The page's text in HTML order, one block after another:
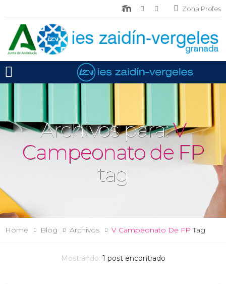
Zona Profes
Toggle mobile menu
Archivos para:V
Campeonato de FP
tag
Home Blog Archivos V Campeonato De FP Tag
Mostrando: 1 post encontrado